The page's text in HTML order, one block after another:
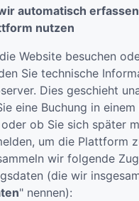
automatisch
nutzen
Website besuchen
Sie technische
Dies geschieht
eine Buchung in einem
ob Sie sich später
um die Plattform
wir folgende
(die wir
" nennen):